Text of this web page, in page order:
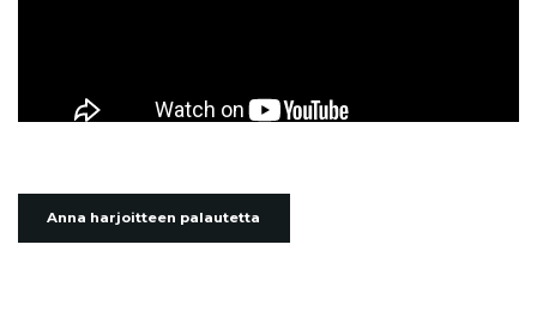
Anna harjoitteen palautetta